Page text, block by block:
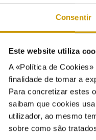
Consentir
Este website utiliza
A «Política de
finalidade de tornar a
Para concretizar estes
saibam que cookies
utilizador, ao mesmo
sobre como são